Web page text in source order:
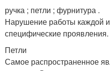
ручка ; петли ; фурнитура .
Нарушение работы каждой
специфические проявления.
Петли
Самое распространенное